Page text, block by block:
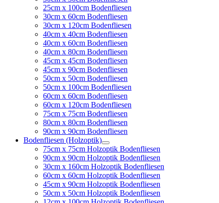
25cm x 100cm Bodenfliesen
30cm x 60cm Bodenfliesen
30cm x 120cm Bodenfliesen
40cm x 40cm Bodenfliesen
40cm x 60cm Bodenfliesen
40cm x 80cm Bodenfliesen
45cm x 45cm Bodenfliesen
45cm x 90cm Bodenfliesen
50cm x 50cm Bodenfliesen
50cm x 100cm Bodenfliesen
60cm x 60cm Bodenfliesen
60cm x 120cm Bodenfliesen
75cm x 75cm Bodenfliesen
80cm x 80cm Bodenfliesen
90cm x 90cm Bodenfliesen
Bodenfliesen (Holzoptik)
75cm x 75cm Holzoptik Bodenfliesen
90cm x 90cm Holzoptik Bodenfliesen
30cm x 160cm Holzoptik Bodenfliesen
60cm x 60cm Holzoptik Bodenfliesen
45cm x 90cm Holzoptik Bodenfliesen
50cm x 50cm Holzoptik Bodenfliesen